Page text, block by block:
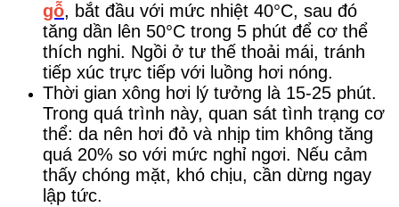
gỗ, bắt đầu với mức nhiệt 40°C, sau đó
tăng dần lên 50°C trong 5 phút để cơ thể
thích nghi. Ngồi ở tư thế thoải mái, tránh
tiếp xúc trực tiếp với luồng hơi nóng.
Thời gian xông hơi lý tưởng là 15-25 phút.
Trong quá trình này, quan sát tình trạng cơ
thể: da nên hơi đỏ và nhịp tim không tăng
quá 20% so với mức nghỉ ngơi. Nếu cảm
thấy chóng mặt, khó chịu, cần dừng ngay
lập tức.